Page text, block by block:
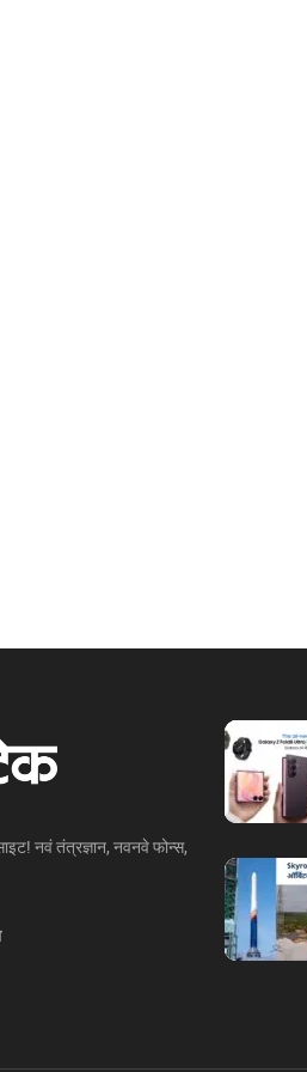
नवं तंत्रज्ञान, नवनवे फोन्स,